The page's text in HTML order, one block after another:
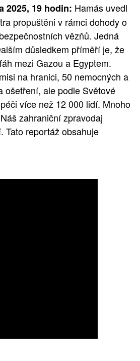
2025, 19 hodin: Hamás uvedl
propuštěni v rámci dohody o
vězňů. Jedná
důsledkem příměří je, že
mezi Gazou a Egyptem.
na hranici, 50 nemocných a
ošetření, ale podle Světové
více než 12 000 lidí. Mnoho
zahraniční zpravodaj
Tato reportáž obsahuje